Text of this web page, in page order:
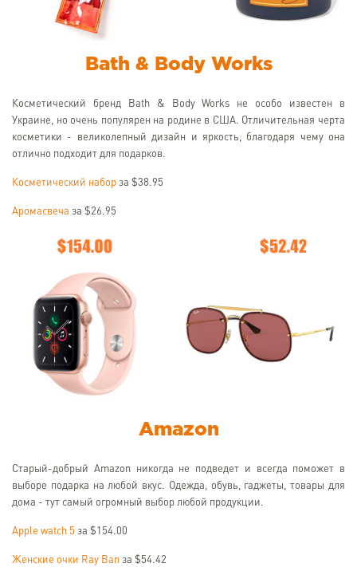
Bath & Body Works
Косметический бренд Bath & Body Works не особо известен в
Украине, но очень популярен на родине в США. Отличительная черта
косметики - великолепный дизайн и яркость, благодаря чему она
отлично подходит для подарков.
Косметический набор за $38.95
Аромасвеча за $26.95
Amazon
Старый-добрый Amazon никогда не подведет и всегда поможет в
выборе подарка на любой вкус. Одежда, обувь, гаджеты, товары для
дома - тут самый огромный выбор любой продукции.
Apple watch 5 за $154.00
Женские очки Ray Ban за $54.42